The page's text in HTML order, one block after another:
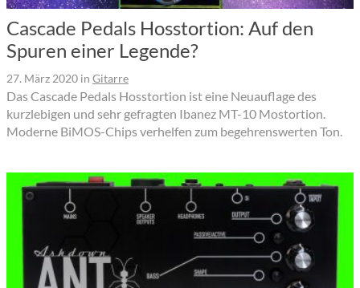
Cascade Pedals Hosstortion: Auf den
Spuren einer Legende?
27. März 2020 in Gitarre
Das Cascade Pedals Hosstortion ist eine Neuauflage des
kurzlebigen und sehr gefragten Ibanez MT-10 Mostortion.
Moderne BiMOS-Chips verhelfen zum begehrenswerten Ton.